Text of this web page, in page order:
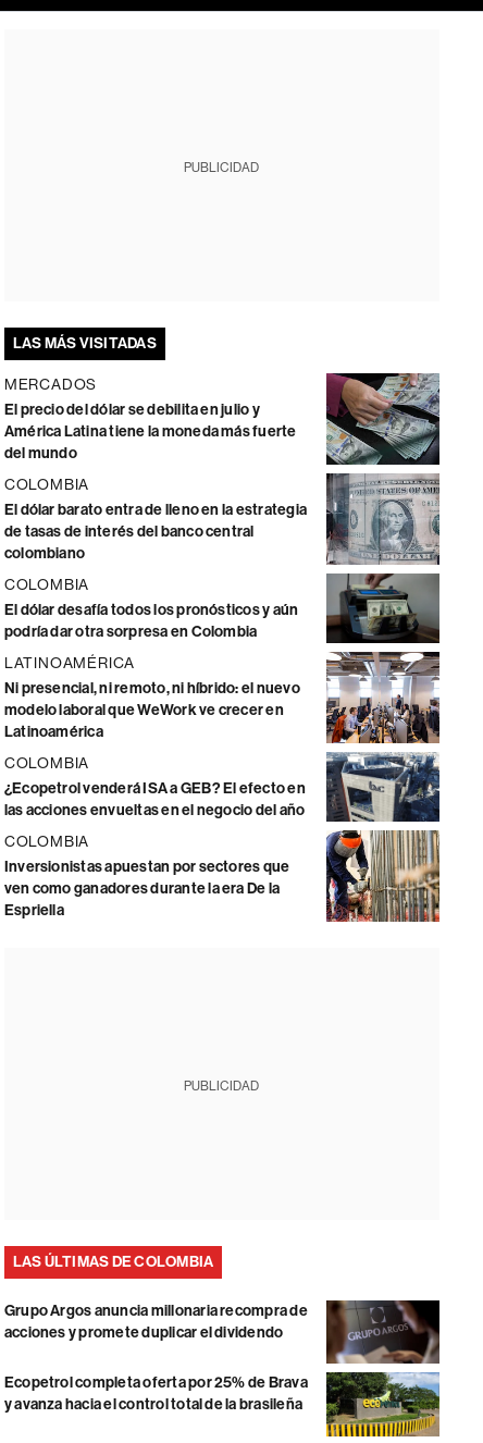
PUBLICIDAD
LAS MÁS VISITADAS
MERCADOS
El precio del dólar se debilita en julio y
América Latina tiene la moneda más fuerte
del mundo
COLOMBIA
El dólar barato entra de lleno en la estrategia
de tasas de interés del banco central
colombiano
COLOMBIA
El dólar desafía todos los pronósticos y aún
podría dar otra sorpresa en Colombia
LATINOAMÉRICA
Ni presencial, ni remoto, ni híbrido: el nuevo
modelo laboral que WeWork ve crecer en
Latinoamérica
COLOMBIA
¿Ecopetrol venderá ISA a GEB? El efecto en
las acciones envueltas en el negocio del año
COLOMBIA
Inversionistas apuestan por sectores que
ven como ganadores durante la era De la
Espriella
PUBLICIDAD
LAS ÚLTIMAS DE COLOMBIA
Grupo Argos anuncia millonaria recompra de
acciones y promete duplicar el dividendo
Ecopetrol completa oferta por 25% de Brava
y avanza hacia el control total de la brasileña